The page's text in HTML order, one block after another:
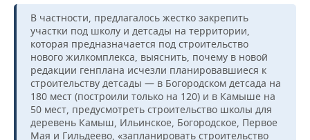
В частности, предлагалось жестко закрепить
участки под школу и детсады на территории,
которая предназначается под строительство
нового жилкомплекса, выяснить, почему в новой
редакции генплана исчезли планировавшиеся к
строительству детсады — в Богородском детсада на
180 мест (построили только на 120) и в Камыше на
50 мест, предусмотреть строительство школы для
деревень Камыш, Ильинское, Богородское, Первое
Мая и Гильдеево, «запланировать строительство